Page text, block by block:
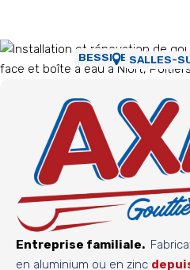
BESSINESSALLES-
Entreprise familiale.
en aluminium ou en zinc